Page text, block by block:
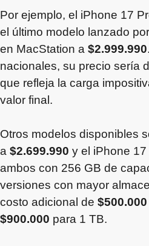
Por ejemplo, el iPhone 17
el último modelo lanzado
en MacStation a $2.999.990
nacionales, su precio sería
que refleja la carga
valor final.
Otros modelos disponibles
a $2.699.990 y el iPhone 17
ambos con 256 GB de
versiones con mayor
costo adicional de $500.000
$900.000 para 1 TB.